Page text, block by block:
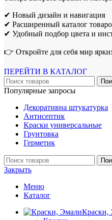
✔ Новый дизайн и навигация
✔ Расширенный каталог
✔ Удобный подбор цвета и
👉 Откройте для себя мир
ПЕРЕЙТИ В КАТАЛОГ
Популярные запросы
Декоративна штукатурка
Антисептик
Краски универсальные
Грунтовка
Герметик
Закрыть
Меню
Каталог
Краски,